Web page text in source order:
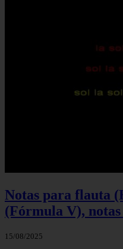
Notas para flauta
(Fórmula V),
15/08/2025